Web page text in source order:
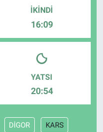
İKINDI
16:09
YATSI
20:54
DİGOR KARS